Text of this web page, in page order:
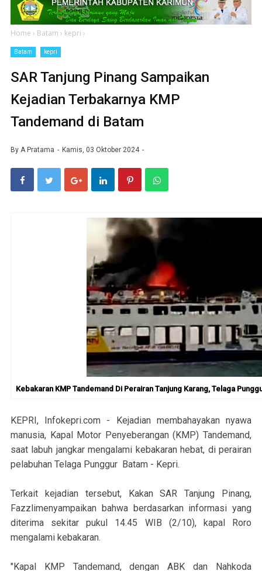
Home › Batam › kepri ›
Batam kepri
SAR Tanjung Pinang Sampaikan
Kejadian Terbakarnya KMP
Tandemand di Batam
By A Pratama Kamis, 03 Oktober 2024
Kebakaran KMP Tandemand Di Perairan Tanjung Karang, Telaga
KEPRI, Infokepri.com - Kejadian membahayakan nyawa
manusia, Kapal Motor Penyeberangan (KMP) Tandemand,
saat labuh jangkar mengalami kebakaran hebat, di perairan
pelabuhan Telaga Punggur Batam - Kepri.
Terkait kejadian tersebut, Kakan SAR Tanjung Pinang,
Fazzlimenyampaikan bahwa berdasarkan informasi yang
diterima sekitar pukul 14.45 WIB (2/10), kapal Roro
mengalami kebakaran.
"Kapal KMP Tandemand, dengan ABK dan Nahkoda